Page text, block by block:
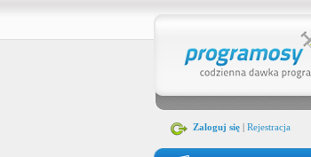
Zaloguj się| Rejestracja